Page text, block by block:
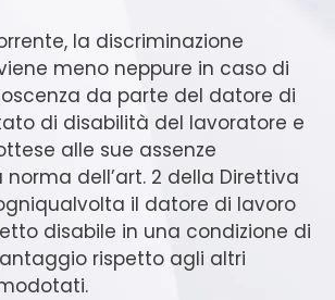
la discriminazione
meno neppure in caso di
da parte del datore di
di disabilità del lavoratore e
alle sue assenze
norma dell’art. 2 della Direttiva
il datore di lavoro
disabile in una condizione di
rispetto agli altri